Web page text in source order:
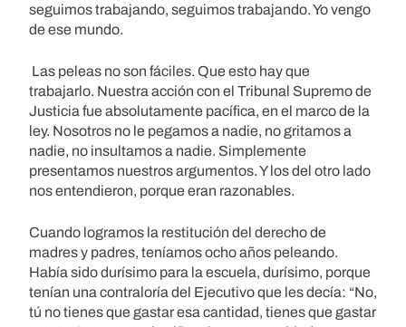
seguimos trabajando, seguimos trabajando. Yo vengo
de ese mundo.
Las peleas no son fáciles. Que esto hay que
trabajarlo. Nuestra acción con el Tribunal Supremo de
Justicia fue absolutamente pacífica, en el marco de la
ley. Nosotros no le pegamos a nadie, no gritamos a
nadie, no insultamos a nadie. Simplemente
presentamos nuestros argumentos. Y los del otro lado
nos entendieron, porque eran razonables.
Cuando logramos la restitución del derecho de
madres y padres, teníamos ocho años peleando.
Había sido durísimo para la escuela, durísimo, porque
tenían una contraloría del Ejecutivo que les decía: “No,
tú no tienes que gastar esa cantidad, tienes que gastar